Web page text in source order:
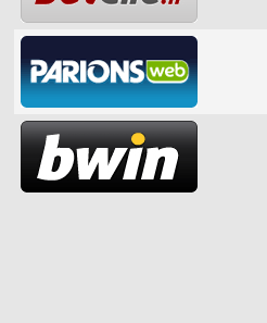
COUPE DES CONFÉDÉRATIONS